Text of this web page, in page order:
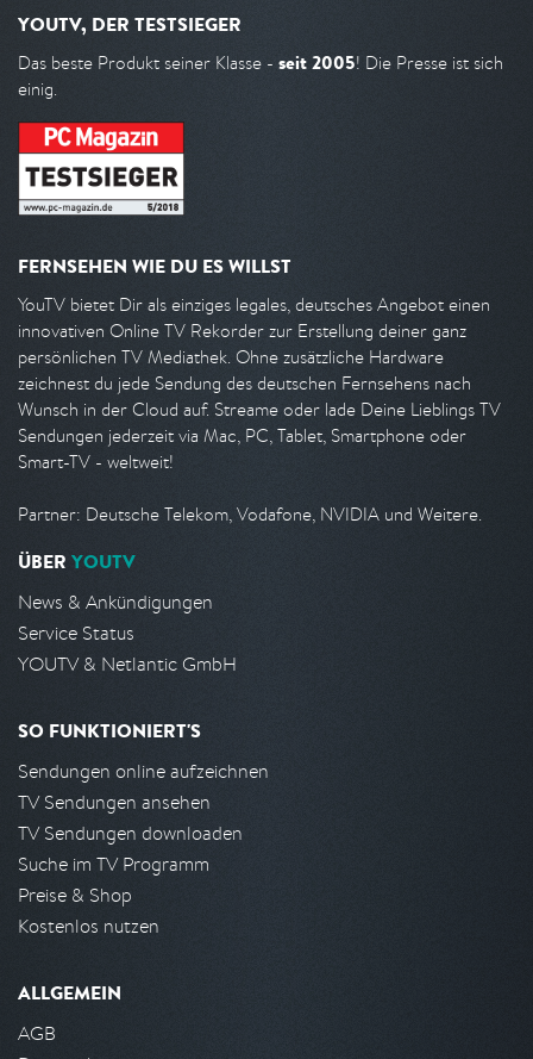
YOUTV, DER TESTSIEGER
Das beste Produkt seiner Klasse - seit 2005! Die Presse ist sich
einig.
FERNSEHEN WIE DU ES WILLST
YouTV bietet Dir als einziges legales, deutsches Angebot einen
innovativen Online TV Rekorder zur Erstellung deiner ganz
persönlichen TV Mediathek. Ohne zusätzliche Hardware
zeichnest du jede Sendung des deutschen Fernsehens nach
Wunsch in der Cloud auf. Streame oder lade Deine Lieblings TV
Sendungen jederzeit via Mac, PC, Tablet, Smartphone oder
Smart-TV - weltweit!
Partner: Deutsche Telekom, Vodafone, NVIDIA und Weitere.
ÜBER YOUTV
News & Ankündigungen
Service Status
YOUTV & Netlantic GmbH
SO FUNKTIONIERT'S
Sendungen online aufzeichnen
TV Sendungen ansehen
TV Sendungen downloaden
Suche im TV Programm
Preise & Shop
Kostenlos nutzen
ALLGEMEIN
AGB